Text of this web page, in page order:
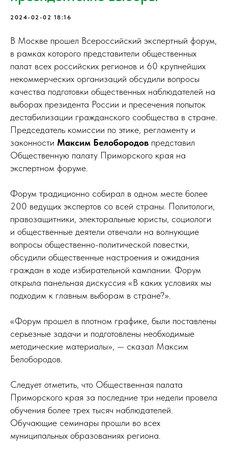
2024-02-02 18:16
В Москве прошел Всероссийский экспертный форум,
в рамках которого представители общественных
палат всех российских регионов и 60 крупнейших
некоммерческих организаций обсудили вопросы
качества подготовки общественных наблюдателей на
выборах президента России и пресечения попыток
дестабилизации гражданского сообщества в стране.
Председатель комиссии по этике, регламенту и
законности Максим Белобородов представил
Общественную палату Приморского края на
экспертном форуме.
Форум традиционно собирал в одном месте более
200 ведущих экспертов со всей страны. Политологи,
правозащитники, электоральные юристы, социологи
и общественные деятели отвечали на волнующие
вопросы общественно-политической повестки,
обсудили общественные настроения и ожидания
граждан в ходе избирательной кампании. Форум
открыла панельная дискуссия «В каких условиях мы
подходим к главным выборам в стране?».
«Форум прошел в плотном графике, были поставлены
серьезные задачи и подготовлены необходимые
методические материалы», — сказал Максим
Белобородов.
Следует отметить, что Общественная палата
Приморского края за последние три недели провела
обучения более трех тысяч наблюдателей.
Обучающие семинары прошли во всех
муниципальных образованиях региона.